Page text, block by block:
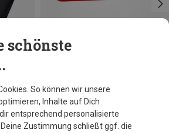
schönste
So können wir unsere
Inhalte auf Dich
entsprechend personalisierte
Zustimmung schließt ggf. die